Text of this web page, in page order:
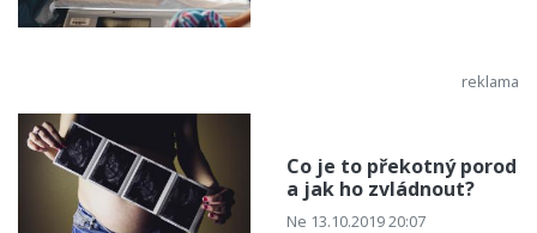
Co je to překotný porod
a jak ho zvládnout?
Ne 13.10.2019 20:07